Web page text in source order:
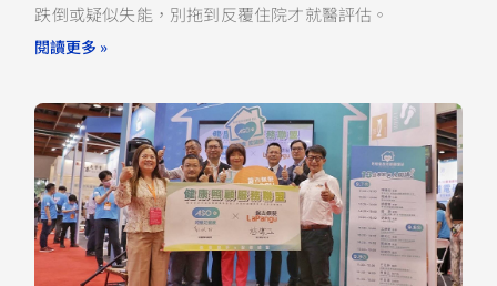
跌倒或疑似失能，別拖到反覆住院才就醫評估。
閱讀更多 »